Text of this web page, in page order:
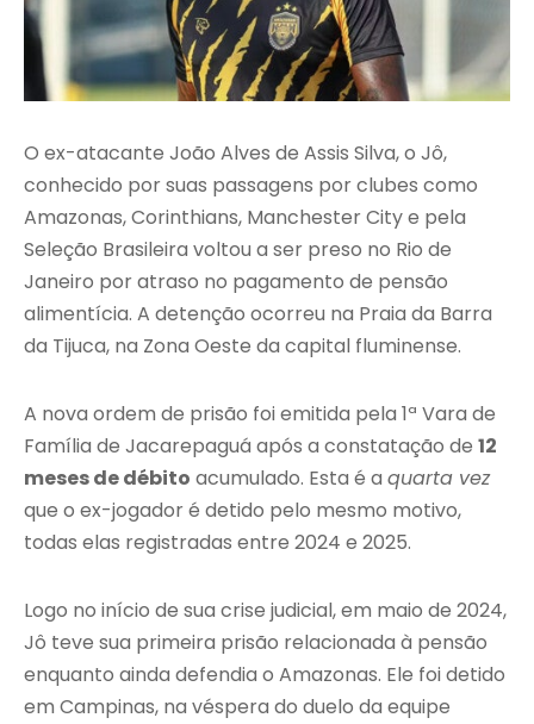
O ex-atacante João Alves de Assis Silva, o Jô,
conhecido por suas passagens por clubes como
Amazonas, Corinthians, Manchester City e pela
Seleção Brasileira voltou a ser preso no Rio de
Janeiro por atraso no pagamento de pensão
alimentícia. A detenção ocorreu na Praia da Barra
da Tijuca, na Zona Oeste da capital fluminense.
A nova ordem de prisão foi emitida pela 1ª Vara de
Família de Jacarepaguá após a constatação de 12
meses de débito acumulado. Esta é a quarta vez
que o ex-jogador é detido pelo mesmo motivo,
todas elas registradas entre 2024 e 2025.
Logo no início de sua crise judicial, em maio de 2024,
Jô teve sua primeira prisão relacionada à pensão
enquanto ainda defendia o Amazonas. Ele foi detido
em Campinas, na véspera do duelo da equipe